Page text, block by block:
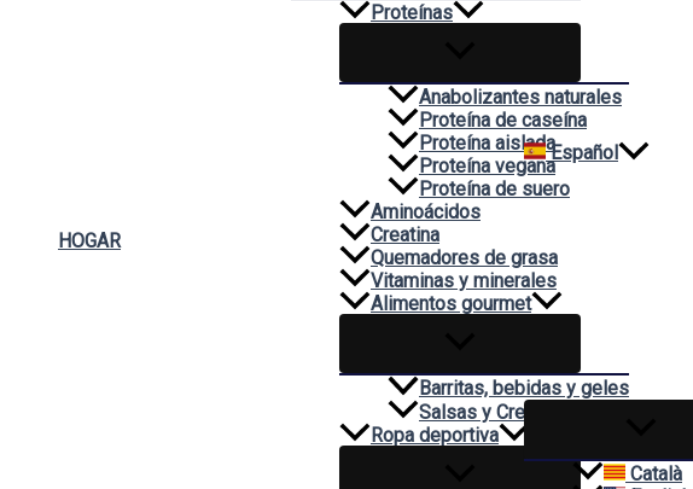
HOGAR
Proteínas
Anabolizantes naturales
Proteína de caseína
Proteína aislada
Proteína vegana
Proteína de suero
Aminoácidos
Creatina
Quemadores de grasa
Vitaminas y minerales
Alimentos gourmet
Barritas, bebidas y geles
Salsas y Cremas
Ropa deportiva
Español
Català